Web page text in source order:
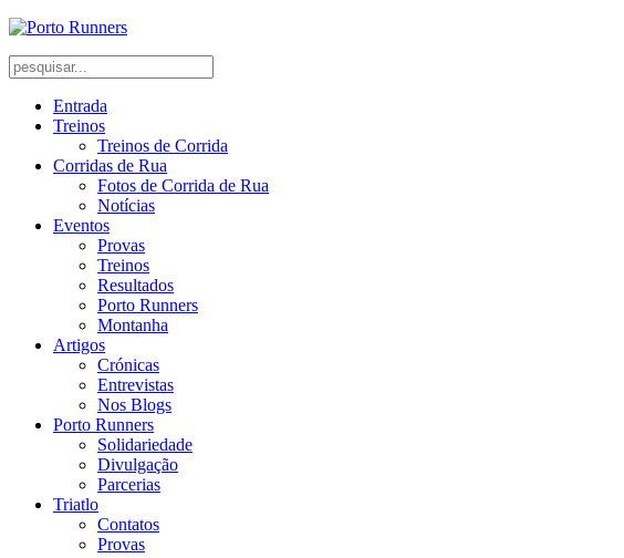
Entrada
Treinos
Treinos de Corrida
Corridas de Rua
Fotos de Corrida de Rua
Notícias
Eventos
Provas
Treinos
Resultados
Porto Runners
Montanha
Artigos
Crónicas
Entrevistas
Nos Blogs
Porto Runners
Solidariedade
Divulgação
Parcerias
Triatlo
Contatos
Provas